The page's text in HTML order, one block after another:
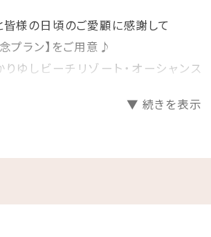
様の日頃のご愛顧に感謝して
プラン】をご用意♪
ゆしビーチリゾート・オーシャンス
プラン☆
▼ 続きを表示